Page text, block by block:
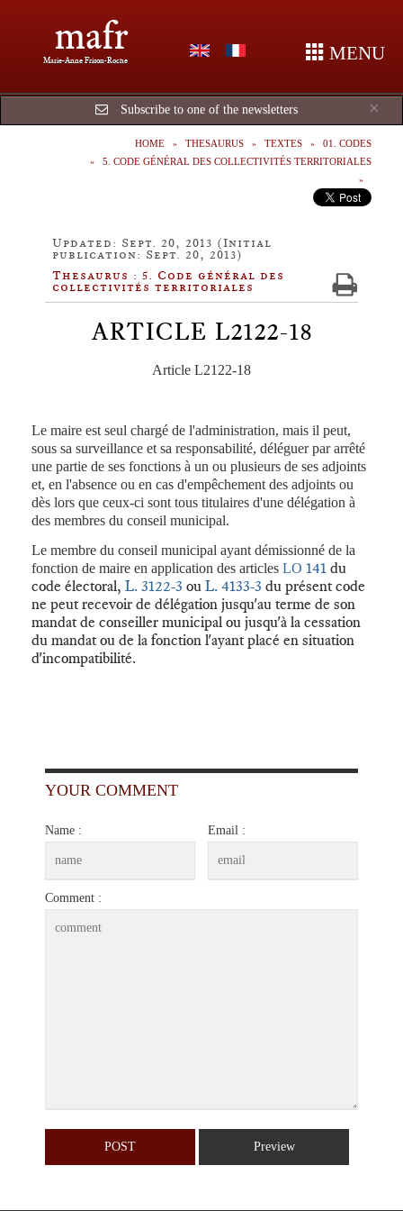
mafr
Marie-Anne Frison-Roche MENU
×
Subscribe to one of the newsletters
HOME THESAURUS TEXTES
01. CODES
5. CODE GÉNÉRAL DES COLLECTIVITÉS TERRITORIALES
Updated: Sept. 20, 2013 (Initial
publication: Sept. 20, 2013)
Thesaurus : 5. Code général des
collectivités territoriales
ARTICLE L2122-18
Article L2122-18
Le maire est seul chargé de l'administration, mais il peut,
sous sa surveillance et sa responsabilité, déléguer par arrêté
une partie de ses fonctions à un ou plusieurs de ses adjoints
et, en l'absence ou en cas d'empêchement des adjoints ou
dès lors que ceux-ci sont tous titulaires d'une délégation à
des membres du conseil municipal.
Le membre du conseil municipal ayant démissionné de la
fonction de maire en application des articles LO 141 du
code électoral, L. 3122-3 ou L. 4133-3 du présent code
ne peut recevoir de délégation jusqu'au terme de son
mandat de conseiller municipal ou jusqu'à la cessation
du mandat ou de la fonction l'ayant placé en situation
d'incompatibilité.
YOUR COMMENT
Name : Email :
Comment :